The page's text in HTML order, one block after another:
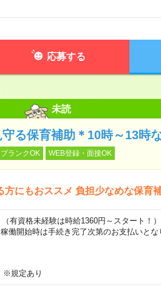
応募する
未読
守る保育補助＊10時～13時
ブランクOK WEB登録・面接OK
にもおススメ 負担少なめな保育
有資格未経験は時給1360円～スタート！
働開始時は手続き完了次第のお支払いと
規定あり